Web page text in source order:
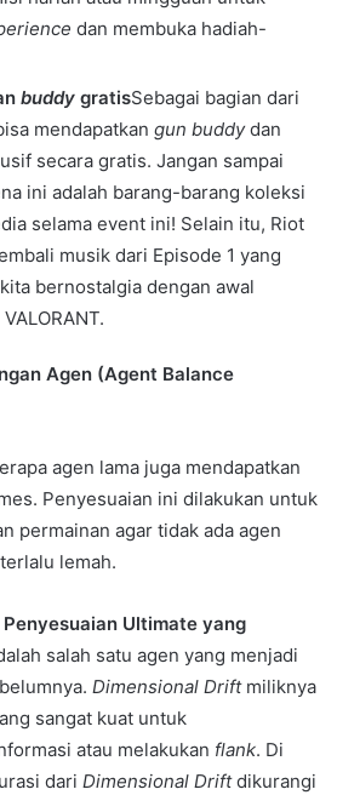
dan membuka hadiah-
buddy gratisSebagai bagian dari
mendapatkan gun buddydan
secara gratis. Jangan sampai
ini adalah barang-barang koleksi
selama event ini! Selain itu, Riot
musik dari Episode 1 yang
bernostalgia dengan awal
Agen (Agent Balance
agen lama juga mendapatkan
Penyesuaian ini dilakukan untuk
permainan agar tidak ada agen
lemah.
Ultimate yang
salah satu agen yang menjadi
Dimensional Driftmiliknya
sangat kuat untuk
atau melakukan flank. Di
dari Dimensional Driftdikurangi